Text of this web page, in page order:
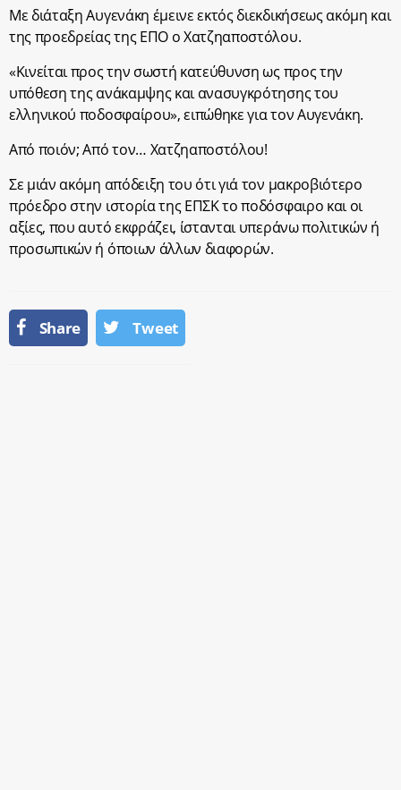
Με διάταξη Αυγενάκη έμεινε εκτός διεκδικήσεως ακόμη και
της προεδρείας της ΕΠΟ ο Χατζηαποστόλου.
«Κινείται προς την σωστή κατεύθυνση ως προς την
υπόθεση της ανάκαμψης και ανασυγκρότησης του
ελληνικού ποδοσφαίρου», ειπώθηκε για τον Αυγενάκη.
Από ποιόν; Από τον… Χατζηαποστόλου!
Σε μιάν ακόμη απόδειξη του ότι γιά τον μακροβιότερο
πρόεδρο στην ιστορία της ΕΠΣΚ το ποδόσφαιρο και οι
αξίες, που αυτό εκφράζει, ίστανται υπεράνω πολιτικών ή
προσωπικών ή όποιων άλλων διαφορών.
Share Tweet